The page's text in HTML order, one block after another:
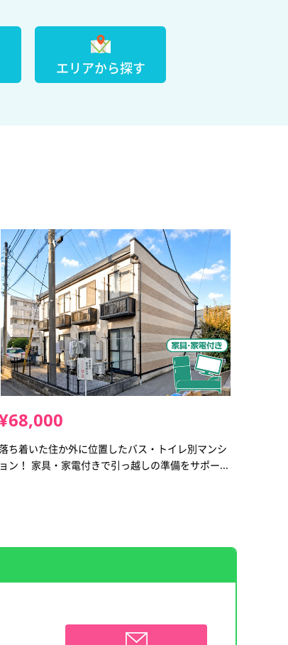
エリアから探す
ち着いた住か外に位置したバス・トイレ別マンシ
ョン！ 家具・家電付きで引っ越しの準備をサポー...